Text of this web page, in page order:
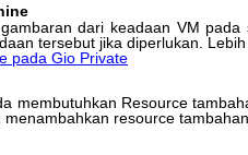
gambaran dari keadaan VM pada
tersebut jika diperlukan Lebih
pada Gio Private
membutuhkan Resource
menambahkan resource tambahan